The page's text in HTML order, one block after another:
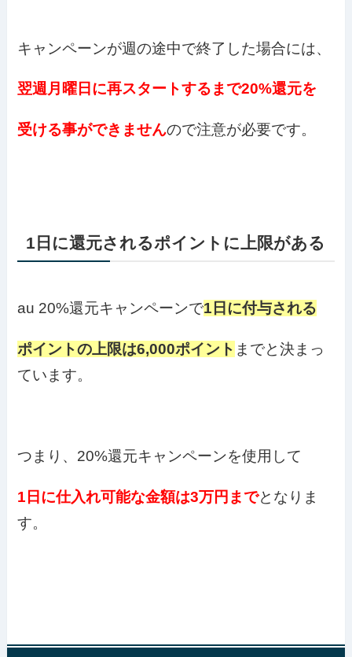
キャンペーンが週の途中で終了した場合には、
翌週月曜日に再スタートするまで20%還元を
受ける事ができませんので注意が必要です。
1日に還元されるポイントに上限がある
au 20%還元キャンペーンで1日に付与される
ポイントの上限は6,000ポイント までと決まっ
ています。
つまり、20%還元キャンペーンを使用して
1日に仕入れ可能な金額は3万円までとなりま
す。